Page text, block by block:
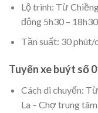
Lộ trình: Từ
động 5h30 –
Tần suất: 30 phút/
Tuyến xe buýt số
Cách di chuyển:
La – Chợ trung